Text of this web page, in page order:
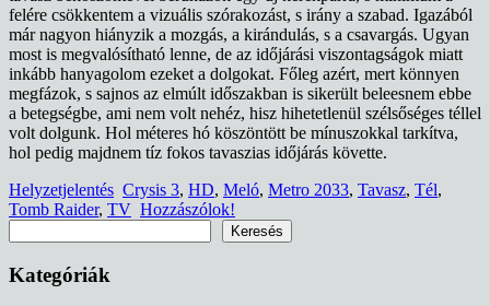
felére csökkentem a vizuális szórakozást, s irány a szabad. Igazából
már nagyon hiányzik a mozgás, a kirándulás, s a csavargás. Ugyan
most is megvalósítható lenne, de az időjárási viszontagságok miatt
inkább hanyagolom ezeket a dolgokat. Főleg azért, mert könnyen
megfázok, s sajnos az elmúlt időszakban is sikerült beleesnem ebbe
a betegségbe, ami nem volt nehéz, hisz hihetetlenül szélsőséges téllel
volt dolgunk. Hol méteres hó köszöntött be mínuszokkal tarkítva,
hol pedig majdnem tíz fokos tavaszias időjárás követte.
Helyzetjelentés Crysis 3, HD, Meló, Metro 2033, Tavasz, Tél,
Tomb Raider, TV Hozzászólok!
Keresés
Kategóriák